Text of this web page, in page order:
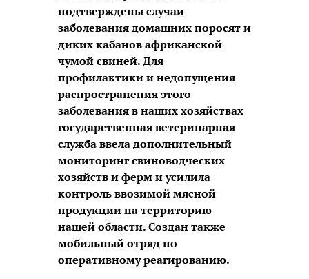
подтверждены случаи
заболевания домашних поросят и
диких кабанов африканской
чумой свиней. Для
профилактики и недопущения
распространения этого
заболевания в наших хозяйствах
государственная ветеринарная
служба ввела дополнительный
мониторинг свиноводческих
хозяйств и ферм и усилила
контроль ввозимой мясной
продукции на территорию
нашей области. Создан также
мобильный отряд по
оперативному реагированию.